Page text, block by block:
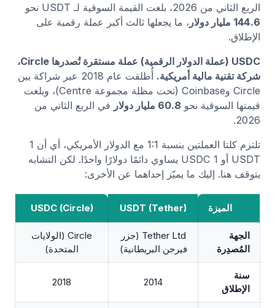
الربع الثاني من 2026، بلغت القيمة السوقية لـ USDT نحو
144.6 مليار دولار
، ما يجعلها ثالث أكبر عملة رقمية على
الإطلاق.
USDC (عملة الدولار الرقمية) عملة مستقرة تُصدرها Circle،
شركة تقنية مالية أمريكية.
أُطلقت عام 2018 عبر شراكة بين
Circle وCoinbase (تحت مظلة مجموعة Centre)، وبلغت
قيمتها السوقية نحو 60.8 مليار دولار
في الربع الثاني من
2026.
تلتزم كلتا العملتين بنسبة 1:1 مع الدولار الأمريكي، أي أن 1
USDT أو 1 USDC يساوي دائمًا دولارًا واحدًا. لكن التشابه
يتوقف هنا. إليك ما يميّز إحداهما عن الأخرى:
الميزة USDT (Tether)
USDC (Circle)
الجهة
المُصدِرة
Tether Ltd (جزر
فيرجن البريطانية)
Circle (الولايات
المتحدة)
سنة
الإطلاق
2014
2018